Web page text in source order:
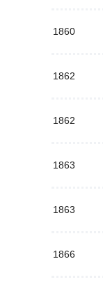
1860
1862
1862
1863
1863
1866